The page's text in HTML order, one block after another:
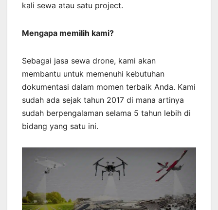
kali sewa atau satu project.
Mengapa memilih kami?
Sebagai jasa sewa drone, kami akan
membantu untuk memenuhi kebutuhan
dokumentasi dalam momen terbaik Anda. Kami
sudah ada sejak tahun 2017 di mana artinya
sudah berpengalaman selama 5 tahun lebih di
bidang yang satu ini.